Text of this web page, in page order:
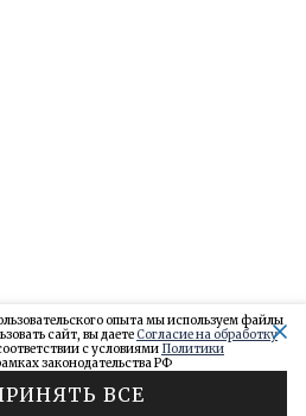
опыта мы используем файлы
сайт, вы даетеСогласие на обработку
с условиями Политики
законодательства РФ
ВСЕ